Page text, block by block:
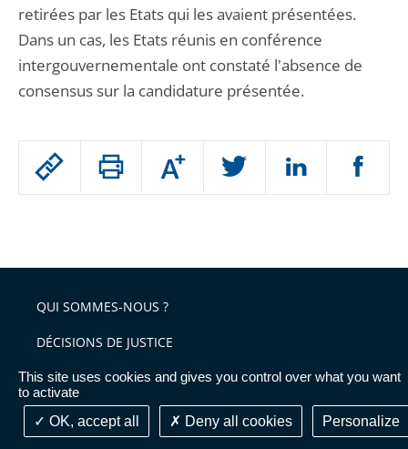
This site uses cookies and gives you control over what you want
to activate
OK, accept all
Deny all cookies Personalize
Passer
arriver
après
Augmenter
ou
l'article
pour
avant
retirées par les Etats qui les avaient présentées.
Dans un cas, les Etats réunis en conférence
intergouvernementale ont constaté l'absence de
consensus sur la candidature présentée.
QUI SOMMES-NOUS ?
DÉCISIONS DE JUSTICE
AVIS CONSULTATIFS
PUBLICATIONS & COLLOQUES